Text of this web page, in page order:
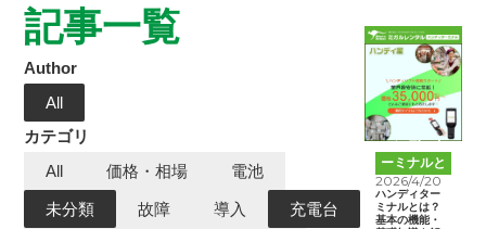
記事一覧
Author
All
カテゴリ
All
価格・相場 電池
未分類 故障 導入 充電台
ハンディタ
ーミナルと
は
2026/4/20
ハンディター
ミナルとは？
基本の機能・